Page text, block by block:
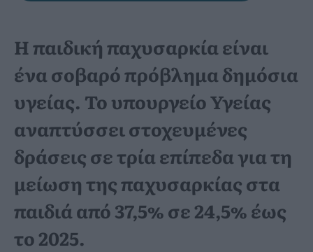
Η παιδική παχυσαρκία είναι
ένα σοβαρό πρόβλημα δημόσια
υγείας. Το υπουργείο Υγείας
αναπτύσσει στοχευμένες
δράσεις σε τρία επίπεδα για τη
μείωση της παχυσαρκίας στα
παιδιά από 37,5% σε 24,5% έως
το 2025.